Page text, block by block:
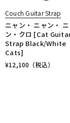
Couch Guitar Strap
ニャン・ ニャン・
ン・クロ [Cat
Strap Black/White
Cats]
¥12,100 （税込）